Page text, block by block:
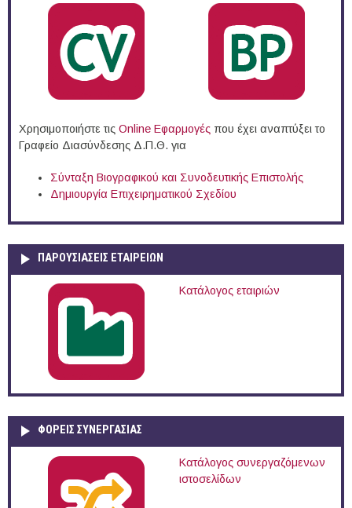
Χρησιμοποιήστε τις Online Eφαρμογές που έχει αναπτύξει το
Γραφείο Διασύνδεσης Δ.Π.Θ. για
Σύνταξη Βιογραφικού και Συνοδευτικής Επιστολής
Δημιουργία Επιχειρηματικού Σχεδίου
ΠΑΡΟΥΣΙΆΣΕΙΣ ΕΤΑΙΡΕΙΏΝ
Κατάλογος εταιριών
ΦΟΡΕΙΣ ΣΥΝΕΡΓΑΣΙΑΣ
Κατάλογος συνεργαζόμενων
ιστοσελίδων